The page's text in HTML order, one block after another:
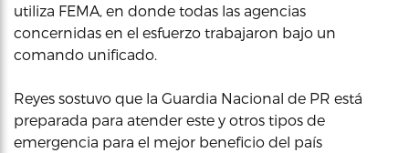
utiliza FEMA, en donde todas las agencias
concernidas en el esfuerzo trabajaron bajo un
comando unificado.
Reyes sostuvo que la Guardia Nacional de PR está
preparada para atender este y otros tipos de
emergencia para el mejor beneficio del país